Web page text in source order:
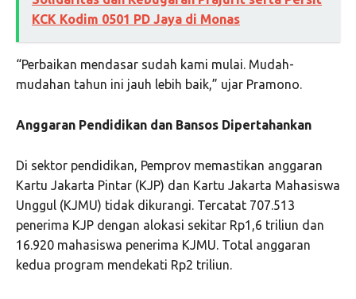
KCK Kodim 0501 PD Jaya di Monas
“Perbaikan mendasar sudah kami mulai. Mudah-
mudahan tahun ini jauh lebih baik,” ujar Pramono.
Anggaran Pendidikan dan Bansos Dipertahankan
Di sektor pendidikan, Pemprov memastikan anggaran
Kartu Jakarta Pintar (KJP) dan Kartu Jakarta Mahasiswa
Unggul (KJMU) tidak dikurangi. Tercatat 707.513
penerima KJP dengan alokasi sekitar Rp1,6 triliun dan
16.920 mahasiswa penerima KJMU. Total anggaran
kedua program mendekati Rp2 triliun.